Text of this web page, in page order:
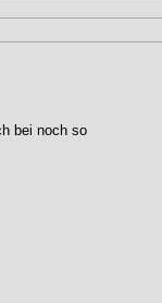
bei noch so